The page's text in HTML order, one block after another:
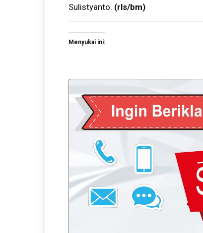
Sulistyanto. (rls/bm)
Menyukai ini: